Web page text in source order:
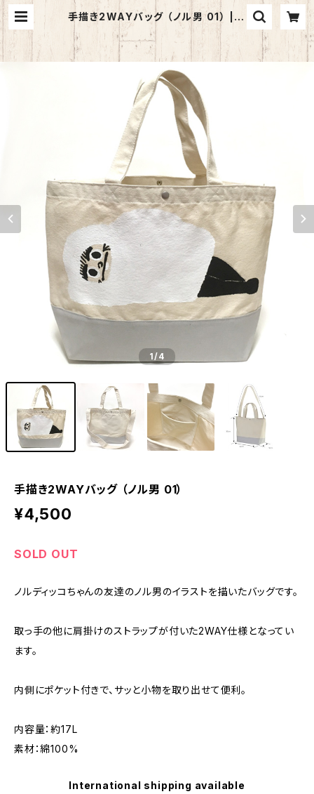
手描き2WAYバッグ （ノル男 01） | H
EJSAN
1/4
手描き2WAYバッグ （ノル男 01）
¥4,500
SOLD OUT
ノルディッコちゃんの友達のノル男のイラストを描いたバッグです。
取っ手の他に肩掛けのストラップが付いた2WAY仕様となってい
ます。
内側にポケット付きで、サッと小物を取り出せて便利。
内容量：約17L
素材：綿100%
International shipping available